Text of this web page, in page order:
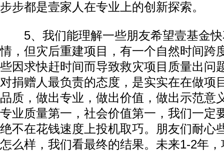
步步都是壹家人在专业上的创新探索。
5、我们能理解一些朋友希望壹基金快
情，但灾后重建项目，有一个自然时间跨
些因求快赶时间而导致救灾项目质量出问
对捐赠人最负责的态度，是实实在在做项
品质，做出专业，做出价值，做出示范意
专业质量第一，社会价值第一，我们一定
绝不在花钱速度上投机取巧。朋友们耐心
怎么样，我们看最终的结果。未来1-2年